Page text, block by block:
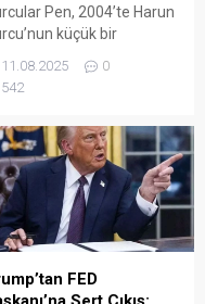
Pen, 2004’te Harun
küçük bir
bugün Serdivan’daki
m² showroomu ve 750
ve çevre ilçelerde
doğrama, cam balkon,
bahçesi, panjur ve
çözümlerini tek çatı
sunuyor. Fıratpen
bayiliği ile çalışıyor
profil kalitesi,
standardı...
11.08.2025
0
542
FED